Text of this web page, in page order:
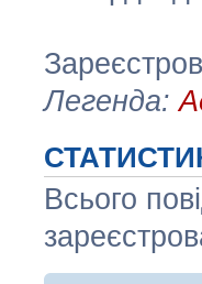
Легенда:
Всього